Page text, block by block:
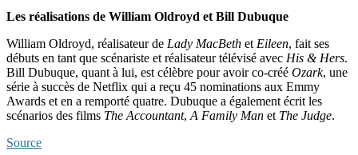
Les réalisations de William Oldroyd et Bill Dubuque
William Oldroyd, réalisateur de Lady MacBeth et Eileen, fait ses
débuts en tant que scénariste et réalisateur télévisé avec His & Hers.
Bill Dubuque, quant à lui, est célèbre pour avoir co-créé Ozark, une
série à succès de Netflix qui a reçu 45 nominations aux Emmy
Awards et en a remporté quatre. Dubuque a également écrit les
scénarios des films The Accountant, A Family Man et The Judge.
Source